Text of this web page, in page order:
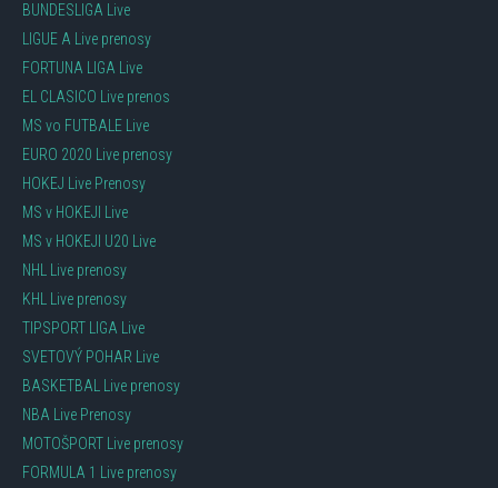
BUNDESLIGA Live
LIGUE A Live prenosy
FORTUNA LIGA Live
EL CLASICO Live prenos
MS vo FUTBALE Live
EURO 2020 Live prenosy
HOKEJ Live Prenosy
MS v HOKEJI Live
MS v HOKEJI U20 Live
NHL Live prenosy
KHL Live prenosy
TIPSPORT LIGA Live
SVETOVÝ POHAR Live
BASKETBAL Live prenosy
NBA Live Prenosy
MOTOŠPORT Live prenosy
FORMULA 1 Live prenosy